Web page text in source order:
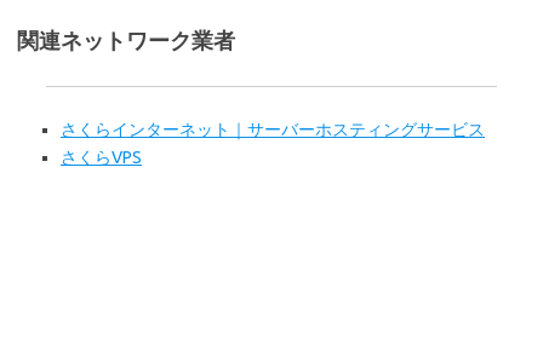
関連ネットワーク業者
さくらインターネット｜サーバーホスティングサービス
さくらVPS